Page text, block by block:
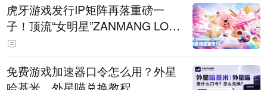
虎牙游戏发行IP矩阵再落重磅一
子！顶流“女明星”ZANMANG LOO
PY 正版3D消除手游《消消奇遇》
惊喜曝光
免费游戏加速器口令怎么用？外星